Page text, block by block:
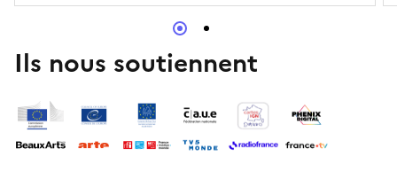
Ils nous soutiennent